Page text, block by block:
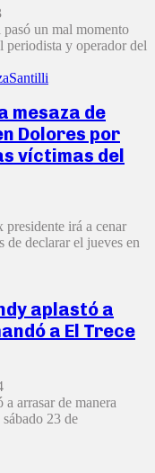
un mal momento
periodista y operador del
Santilli
mesaza de
Dolores por
víctimas del
irá a cenar
de declarar el jueves en
aplastó a
a El Trece
arrasar de manera
23 de